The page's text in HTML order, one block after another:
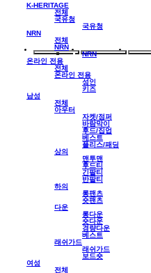
K-HERITAGE
전체
국유청
국유청
NRN
전체
NRN
NRN
온라인 전용
전체
온라인 전용
성인
키즈
남성
전체
아우터
자켓/점퍼
바람막이
후드/집업
베스트
플리스/패딩
상의
맨투맨
후드티
긴팔티
반팔티
하의
롱팬츠
숏팬츠
다운
롱다운
숏다운
경량다운
베스트
래쉬가드
래쉬가드
보드숏
여성
전체